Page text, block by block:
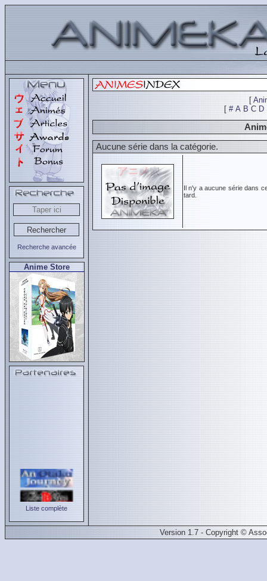
Recherche avancée
Anime Store
Liste complète
[
[ # A B C D
Aucune série dans la catégorie.
Il n'y a aucune série dans
tard.
Version 1.7 - Copyright ©